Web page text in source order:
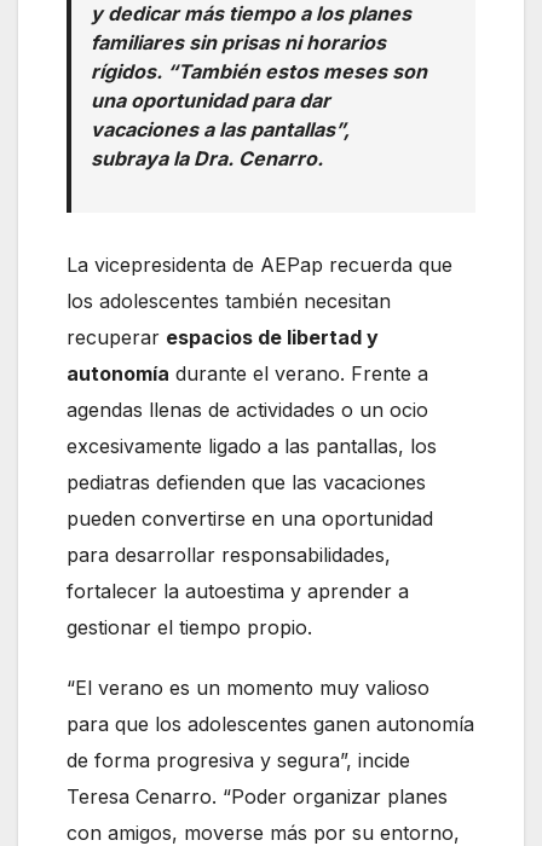
y dedicar más tiempo a los planes
familiares sin prisas ni horarios
rígidos. “También estos meses son
una oportunidad para dar
vacaciones a las pantallas”,
subraya la Dra. Cenarro.
La vicepresidenta de AEPap recuerda que
los adolescentes también necesitan
recuperar espacios de libertad y
autonomía durante el verano. Frente a
agendas llenas de actividades o un ocio
excesivamente ligado a las pantallas, los
pediatras defienden que las vacaciones
pueden convertirse en una oportunidad
para desarrollar responsabilidades,
fortalecer la autoestima y aprender a
gestionar el tiempo propio.
“El verano es un momento muy valioso
para que los adolescentes ganen autonomía
de forma progresiva y segura”, incide
Teresa Cenarro. “Poder organizar planes
con amigos, moverse más por su entorno,